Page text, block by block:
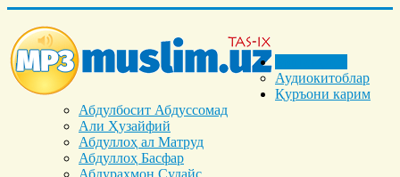
Аудиокитоблар
Қуръони карим
Абдулбосит Абдуссомад
Али Ҳузайфий
Абдуллоҳ ал Матруд
Абдуллоҳ Басфар
Абдураҳмон Судайс